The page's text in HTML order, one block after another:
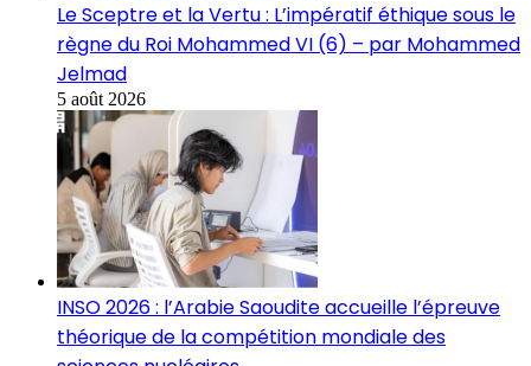
Le Sceptre et la Vertu : L’impératif éthique sous le
règne du Roi Mohammed VI (6) – par Mohammed
Jelmad
5 août 2026
INSO 2026 : l’Arabie Saoudite accueille l’épreuve
théorique de la compétition mondiale des